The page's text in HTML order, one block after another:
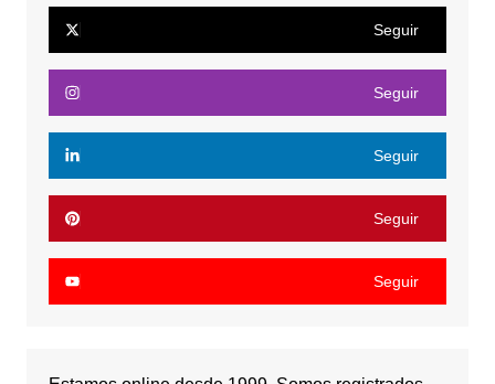
Seguir
Seguir
Seguir
Seguir
Seguir